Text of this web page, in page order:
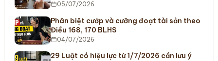
05/07/2026
Phân biệt cướp và cưỡng đoạt tài sản theo
Điều 168, 170 BLHS
04/07/2026
29 Luật có hiệu lực từ 1/7/2026 cần lưu ý